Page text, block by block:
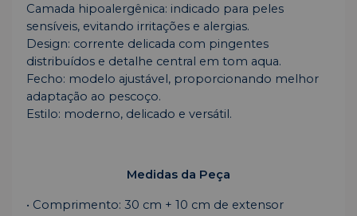
Camada hipoalergênica: indicado para peles
sensíveis, evitando irritações e alergias.
Design: corrente delicada com pingentes
distribuídos e detalhe central em tom aqua.
Fecho: modelo ajustável, proporcionando melhor
adaptação ao pescoço.
Estilo: moderno, delicado e versátil.
Medidas da Peça
• Comprimento: 30 cm + 10 cm de extensor